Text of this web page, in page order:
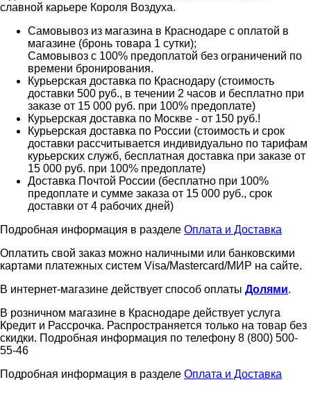
славной карьере Короля Воздуха.
Самовывоз из магазина в Краснодаре с оплатой в
магазине (бронь товара 1 сутки);
Самовывоз с 100% предоплатой без ограничений по
времени бронирования.
Курьерская доставка по Краснодару (стоимость
доставки 500 руб., в течении 2 часов и бесплатно при
заказе от 15 000 руб. при 100% предоплате)
Курьерская доставка по Москве - от 150 руб.!
Курьерская доставка по России (стоимость и срок
доставки рассчитывается индивидуально по тарифам
курьерских служб, бесплатная доставка при заказе от
15 000 руб. при 100% предоплате)
Доставка Почтой России (бесплатно при 100%
предоплате и сумме заказа от 15 000 руб., срок
доставки от 4 рабочих дней)
Подробная информация в разделе Оплата и Доставка
Оплатить свой заказ можно наличными или банковскими
картами платежных систем Visa/Mastercard/МИР на сайте.
В интернет-магазине действует способ оплаты Долями.
В розничном магазине в Краснодаре действует услуга
Кредит и Рассрочка. Распространяется только на товар без
скидки. Подробная информация по телефону 8 (800) 500-
55-46
Подробная информация в разделе Оплата и Доставка